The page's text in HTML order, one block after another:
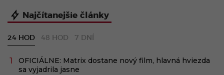
Najčítanejšie články
24 HOD 48 HOD 7 DNÍ
OFICIÁLNE: Matrix dostane nový film, hlavná hviezda
sa vyjadrila jasne